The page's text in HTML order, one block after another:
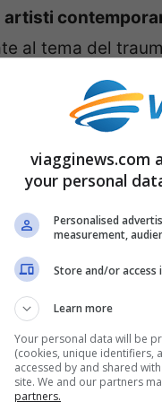
artisti
al tema del
location in cui
mirano a
costa e le
delle Fiandre
con i suoi
contemporanei
viagginews.com
your personal
Personalised
measurement,
Store and/or
Learn more
Your personal data will be
(cookies, unique identifiers,
accessed by and shared
site. We and our partners
partners.